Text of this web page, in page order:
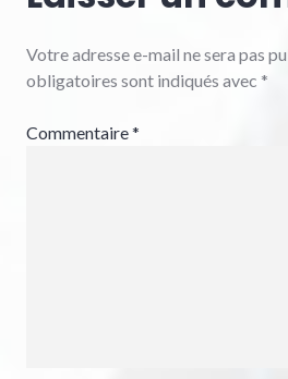
Votre adresse e-mail ne sera pas
obligatoires sont indiqués avec *
Commentaire*